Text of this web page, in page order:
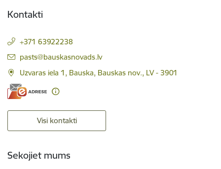
Kontakti
+371 63922238
E-pasts:
pasts@bauskasnovads.lv
Uzvaras iela 1, Bauska, Bauskas nov., LV - 3901
Visi kontakti
Sekojiet mums